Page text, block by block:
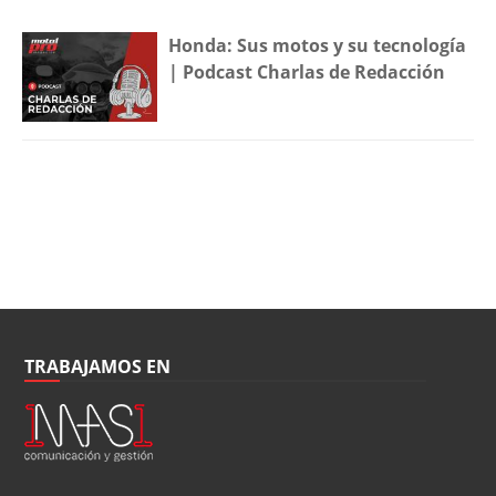
Honda: Sus motos y su tecnología
| Podcast Charlas de Redacción
TRABAJAMOS EN